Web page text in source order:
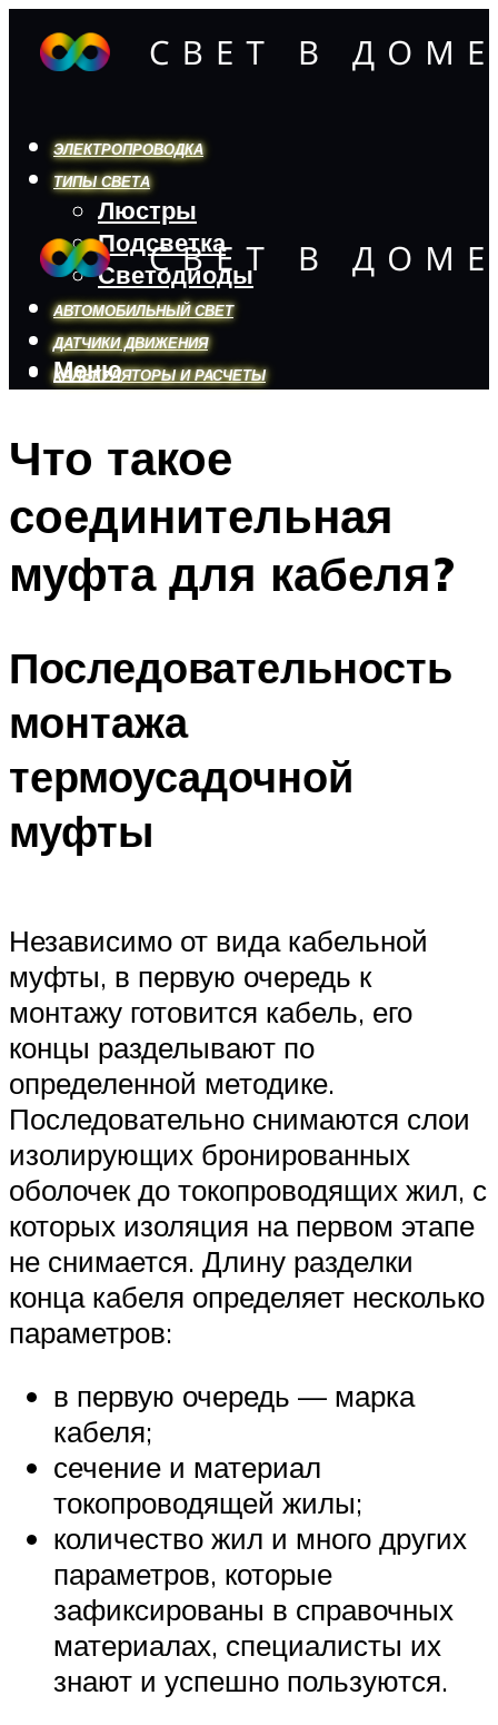
ЭЛЕКТРОПРОВОДКА
ТИПЫ СВЕТА
Люстры
Подсветка
Светодиоды
АВТОМОБИЛЬНЫЙ СВЕТ
ДАТЧИКИ ДВИЖЕНИЯ
КАЛЬКУЛЯТОРЫ И РАСЧЕТЫ
Меню
Меню
Что такое
соединительная
муфта для кабеля?
Последовательность
монтажа
термоусадочной
муфты
Независимо от вида кабельной
муфты, в первую очередь к
монтажу готовится кабель, его
концы разделывают по
определенной методике.
Последовательно снимаются слои
изолирующих бронированных
оболочек до токопроводящих жил, с
которых изоляция на первом этапе
не снимается. Длину разделки
конца кабеля определяет несколько
параметров:
в первую очередь — марка
кабеля;
сечение и материал
токопроводящей жилы;
количество жил и много других
параметров, которые
зафиксированы в справочных
материалах, специалисты их
знают и успешно пользуются.